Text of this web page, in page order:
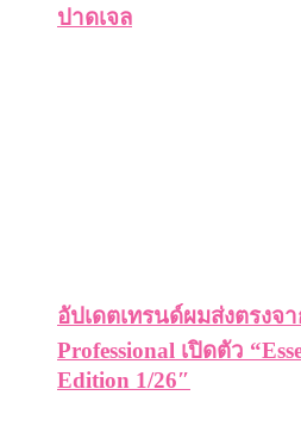
ปาดเจล
อัปเดตเทรนด์ผมส่งตรงจ
Professional เปิดตัว
Edition 1/26″